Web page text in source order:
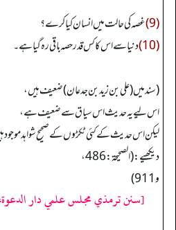
(9) غصہ کی حالت میں انسان کیا کرے؟
(10)
دنیا سے اس کا کس قدر حصہ باقی رہ گیا ہے۔
(سند میں (علی بن زید بن جدعان) ضعیف ہیں،
اس لیے یہ حدیث اس سیاق سے ضعیف ہے،
لیکن اس حدیث کے کئی ٹکڑوں کے صحیح شواہد موجود
دیکھیے: (الصحیحة: 486،
و 911)
[سنن ترمذي مجلس علمي دار